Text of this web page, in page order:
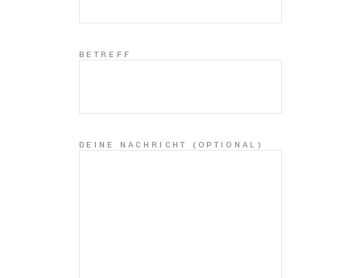
BETREFF
DEINE NACHRICHT (OPTIONAL)